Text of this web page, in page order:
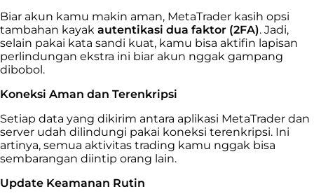
Biar akun kamu makin aman, MetaTrader kasih opsi
tambahan kayak autentikasi dua faktor (2FA). Jadi,
selain pakai kata sandi kuat, kamu bisa aktifin lapisan
perlindungan ekstra ini biar akun nggak gampang
dibobol.
Koneksi Aman dan Terenkripsi
Setiap data yang dikirim antara aplikasi MetaTrader dan
server udah dilindungi pakai koneksi terenkripsi. Ini
artinya, semua aktivitas trading kamu nggak bisa
sembarangan diintip orang lain.
Update Keamanan Rutin